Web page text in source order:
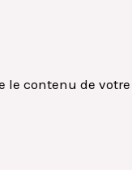
contenu de